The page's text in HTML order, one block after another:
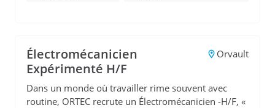
Électromécanicien
Expérimenté H/F
Orvault
Dans un monde où travailler rime souvent avec
routine, ORTEC recrute un Électromécanicien -H/F, «